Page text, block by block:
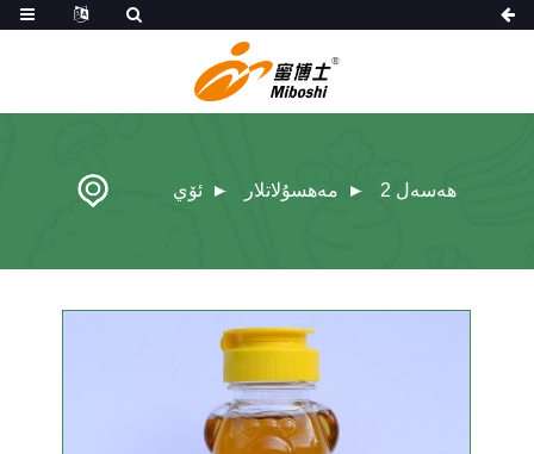
ئۆي مەھسۇلاتلار ھەسەل 2